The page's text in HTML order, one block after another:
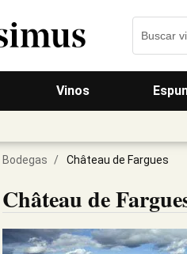
Vinos
Bodegas / Château de Fargues
Château de